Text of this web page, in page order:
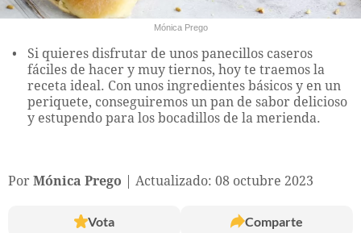
Mónica Prego
Si quieres disfrutar de unos panecillos caseros
fáciles de hacer y muy tiernos, hoy te traemos la
receta ideal. Con unos ingredientes básicos y en un
periquete, conseguiremos un pan de sabor delicioso
y estupendo para los bocadillos de la merienda.
Por Mónica Prego Actualizado: 08 octubre 2023
Vota Comparte